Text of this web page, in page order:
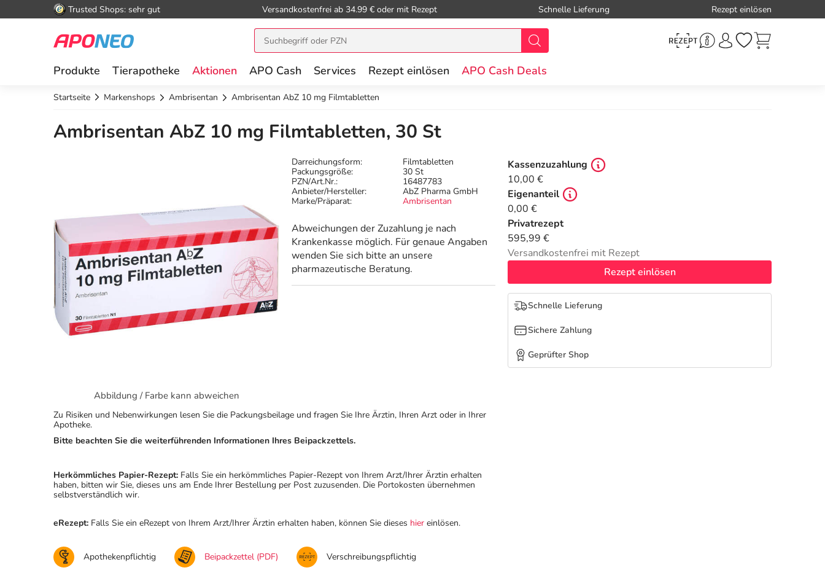
Trusted Shops: sehr gut Versandkostenfrei ab 34.99 € oder mit Rezept Schnelle Lieferung Rezept einlösen
Produkte Tierapotheke Aktionen APO Cash Services Rezept einlösen APO Cash Deals
Startseite Markenshops Ambrisentan Ambrisentan AbZ 10 mg Filmtabletten
Ambrisentan AbZ 10 mg Filmtabletten, 30 St
Abbildung / Farbe kann abweichen
Darreichungsform:
Filmtabletten
Packungsgröße:
30 St
PZN/Art.Nr.:
16487783
Anbieter/Hersteller:
AbZ Pharma GmbH
Marke/Präparat:
Ambrisentan
Abweichungen der Zuzahlung je nach
Krankenkasse möglich. Für genaue Angaben
wenden Sie sich bitte an unsere
pharmazeutische Beratung.
Kassenzuzahlung
10,00 €
Eigenanteil
0,00 €
Privatrezept
595,99 €
Versandkostenfrei mit Rezept
Rezept einlösen
Schnelle Lieferung
Sichere Zahlung
Geprüfter Shop
Zu Risiken und Nebenwirkungen lesen Sie die Packungsbeilage und fragen Sie Ihre Ärztin, Ihren Arzt oder in Ihrer
Apotheke.
Bitte beachten Sie die weiterführenden Informationen Ihres Beipackzettels.
Herkömmliches Papier-Rezept: Falls Sie ein herkömmliches Papier-Rezept von Ihrem Arzt/Ihrer Ärztin erhalten
haben, bitten wir Sie, dieses uns am Ende Ihrer Bestellung per Post zuzusenden. Die Portokosten übernehmen
selbstverständlich wir.
eRezept: Falls Sie ein eRezept von Ihrem Arzt/Ihrer Ärztin erhalten haben, können Sie dieses hier einlösen.
Apothekenpflichtig Beipackzettel (PDF) Verschreibungspflichtig